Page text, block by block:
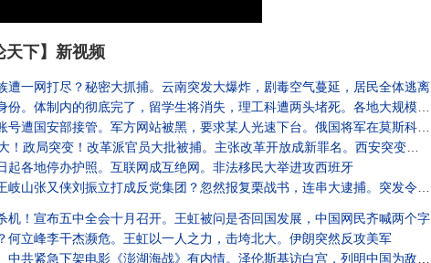
天下】新视频
一网打尽？秘密大抓捕。云南突发大爆炸，剧毒空气蔓延，居民全体逃离
，留学生将消失，理工科遭两头堵死。各地大规模收缴护照。外资火速撤离，不惜赔本走人
国安部接管。军方网站被黑，要求某人光速下台。俄国将军在莫斯科遭炸死
革派官员大批被捕。主张改革开放成新罪名。西安突变汪洋泽国。有人指明方向？
各地停办护照。互联网成互绝网。非法移民大举进攻西班牙
立打成反党集团？忽然报复栗战书，连串大逮捕。突发令闭关锁国！一切为连任铺路
！宣布五中全会十月召开。王虹被问是否回国发展，中国网民齐喊两个字
立峰李干杰濒危。王虹以一人之力，击垮北大。伊朗突然反攻美军
《澎湖海战》有内情。泽伦斯基访白宫，列明中国为敌国，与俄国同。同川普相谈甚欢